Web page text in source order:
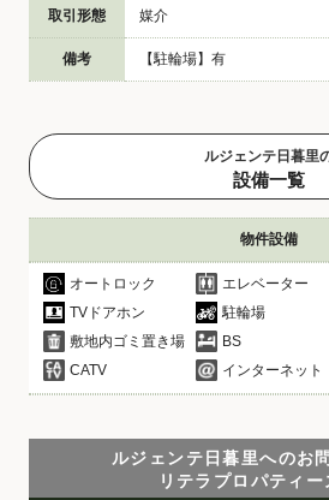
取引形態 媒介
備考 【駐輪場】有
ルジェンテ日暮里
設備一覧
物件設備
オートロック エレベーター
TVドアホン
駐輪場
敷地内ゴミ置き場
BS
CATV
インターネット
ルジェンテ日暮里へのお
リテラプロパティ